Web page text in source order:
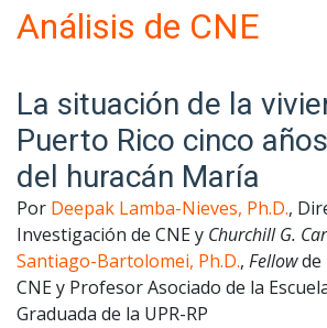
Análisis de CNE
La situación de la
Puerto Rico cinco
del huracán María
Por Deepak Lamba-Nieves, Ph.D.,
Investigación de CNE y Churchill G.
Santiago-Bartolomei, Ph.D., Fellowde
CNE y Profesor Asociado de la
Graduada de la UPR-RP